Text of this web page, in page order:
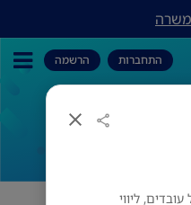
ליווי
התחברות הרשמה